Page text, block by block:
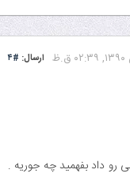
ارسال: #۴
رو داد بفهمید چه جوریه .